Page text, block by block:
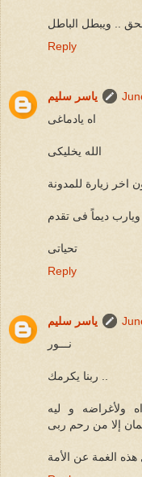
.. ويبطل الباطل
Reply
ياسر سليم
اه يادماغى
الله يخليكى
ويارب ديماً فى تقدم
تحياتى
Reply
ياسر سليم
نـــور
ولأغراضه و ليه
إلا من رحم ربى
هذه الغمة عن الأمة